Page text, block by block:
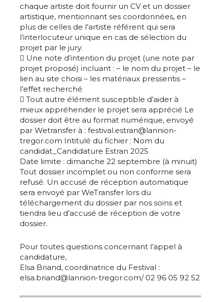
chaque artiste doit fournir un CV et un dossier
artistique, mentionnant ses coordonnées, en
plus de celles de l’artiste référent qui sera
l’interlocuteur unique en cas de sélection du
projet par le jury.
 Une note d’intention du projet (une note par
projet proposé) incluant : – le nom du projet – le
lien au site choisi – les matériaux pressentis –
l’effet recherché
 Tout autre élément susceptible d’aider à
mieux appréhender le projet sera apprécié Le
dossier doit être au format numérique, envoyé
par Wetransfer à : festival.estran@lannion-
tregor.com Intitulé du fichier : Nom du
candidat_Candidature Estran 2025
Date limite : dimanche 22 septembre (à minuit)
Tout dossier incomplet ou non conforme sera
refusé. Un accusé de réception automatique
sera envoyé par WeTransfer lors du
téléchargement du dossier par nos soins et
tiendra lieu d’accusé de réception de votre
dossier.
Pour toutes questions concernant l’appel à
candidature,
Elsa Briand, coordinatrice du Festival :
elsa.briand@lannion-tregor.com/ 02 96 05 92 52